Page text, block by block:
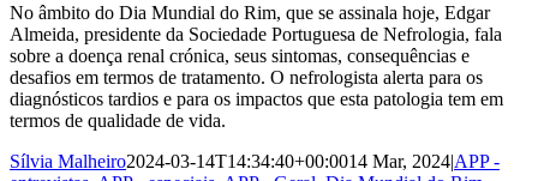
No âmbito do Dia Mundial do Rim, que se assinala hoje, Edgar
Almeida, presidente da Sociedade Portuguesa de Nefrologia, fala
sobre a doença renal crónica, seus sintomas, consequências e
desafios em termos de tratamento. O nefrologista alerta para os
diagnósticos tardios e para os impactos que esta patologia tem em
termos de qualidade de vida.
Sílvia Malheiro2024-03-14T14:34:40+00:0014 Mar, 2024|APP -